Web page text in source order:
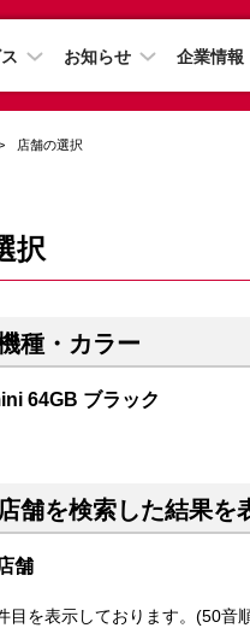
お知らせ 企業情報
店舗の選択
択
種・カラー
64GB ブラック
舗を検索した結果を
舗
目を表示しております。(50音